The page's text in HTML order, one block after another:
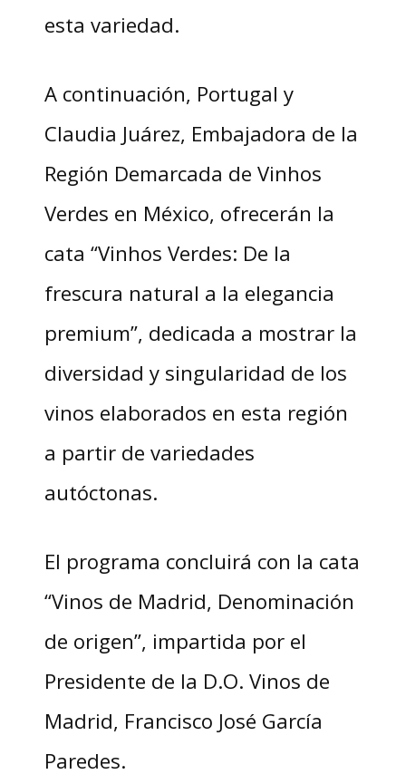
esta variedad.
A continuación, Portugal y
Claudia Juárez, Embajadora de la
Región Demarcada de Vinhos
Verdes en México, ofrecerán la
cata “Vinhos Verdes: De la
frescura natural a la elegancia
premium”, dedicada a mostrar la
diversidad y singularidad de los
vinos elaborados en esta región
a partir de variedades
autóctonas.
El programa concluirá con la cata
“Vinos de Madrid, Denominación
de origen”, impartida por el
Presidente de la D.O. Vinos de
Madrid, Francisco José García
Paredes.